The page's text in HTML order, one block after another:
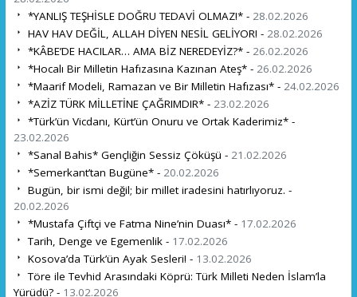
*YANLIŞ TEŞHİSLE DOĞRU TEDAVİ OLMAZ!* - 28.02.2026
HAV HAV DEĞİL, ALLAH DİYEN NESİL GELİYOR! - 28.02.2026
*KÂBE’DE HACILAR… AMA BİZ NEREDEYİZ?* - 26.02.2026
*Hocalı Bir Milletin Hafızasına Kazınan Ateş* - 26.02.2026
*Maarif Modeli, Ramazan ve Bir Milletin Hafızası* - 24.02.2026
*AZİZ TÜRK MİLLETİNE ÇAĞRIMDIR* - 23.02.2026
*Türk’ün Vicdanı, Kürt’ün Onuru ve Ortak Kaderimiz* -
23.02.2026
*Sanal Bahis* Gençliğin Sessiz Çöküşü - 21.02.2026
*Semerkant’tan Bugüne* - 20.02.2026
Bugün, bir ismi değil; bir millet iradesini hatırlıyoruz. -
20.02.2026
*Mustafa Çiftçi ve Fatma Nine’nin Duası* - 17.02.2026
Tarih, Denge ve Egemenlik - 17.02.2026
Kosova’da Türk’ün Ayak Sesleri! - 13.02.2026
Töre ile Tevhid Arasındaki Köprü: Türk Milleti Neden İslam’la
Yürüdü? - 13.02.2026